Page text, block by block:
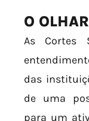
O
As Cortes
das
de uma
para um